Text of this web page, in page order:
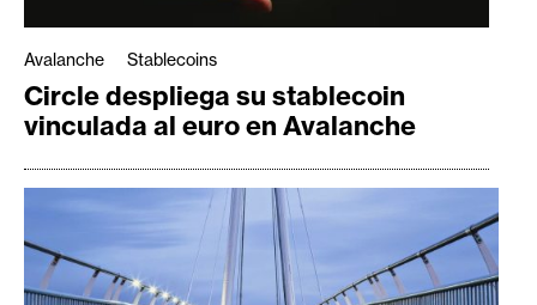
Avalanche Stablecoins
Circle despliega su stablecoin
vinculada al euro en Avalanche